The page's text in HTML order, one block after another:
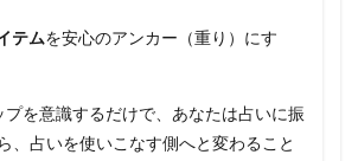
テムを安心のアンカー（重り）にす
プを意識するだけで、あなたは占いに振
、占いを使いこなす側へと変わること